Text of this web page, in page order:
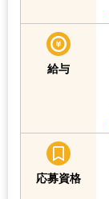
給与
応募資格